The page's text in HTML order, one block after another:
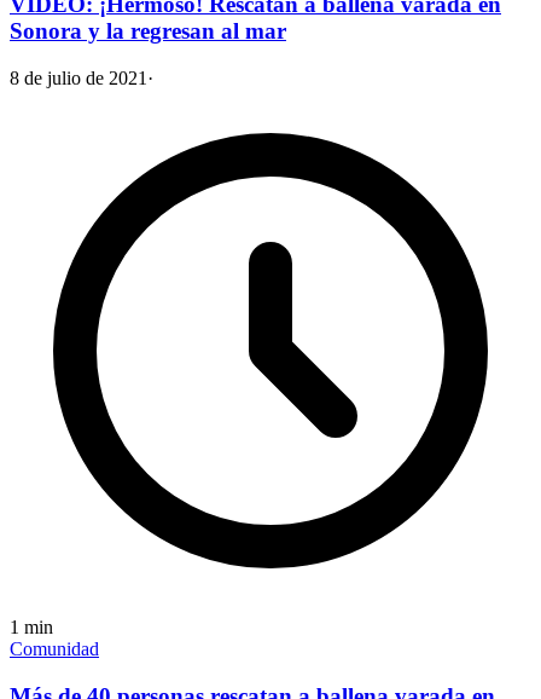
Sonora y la regresan al mar
8 de julio de 2021 ·
1 min
Comunidad